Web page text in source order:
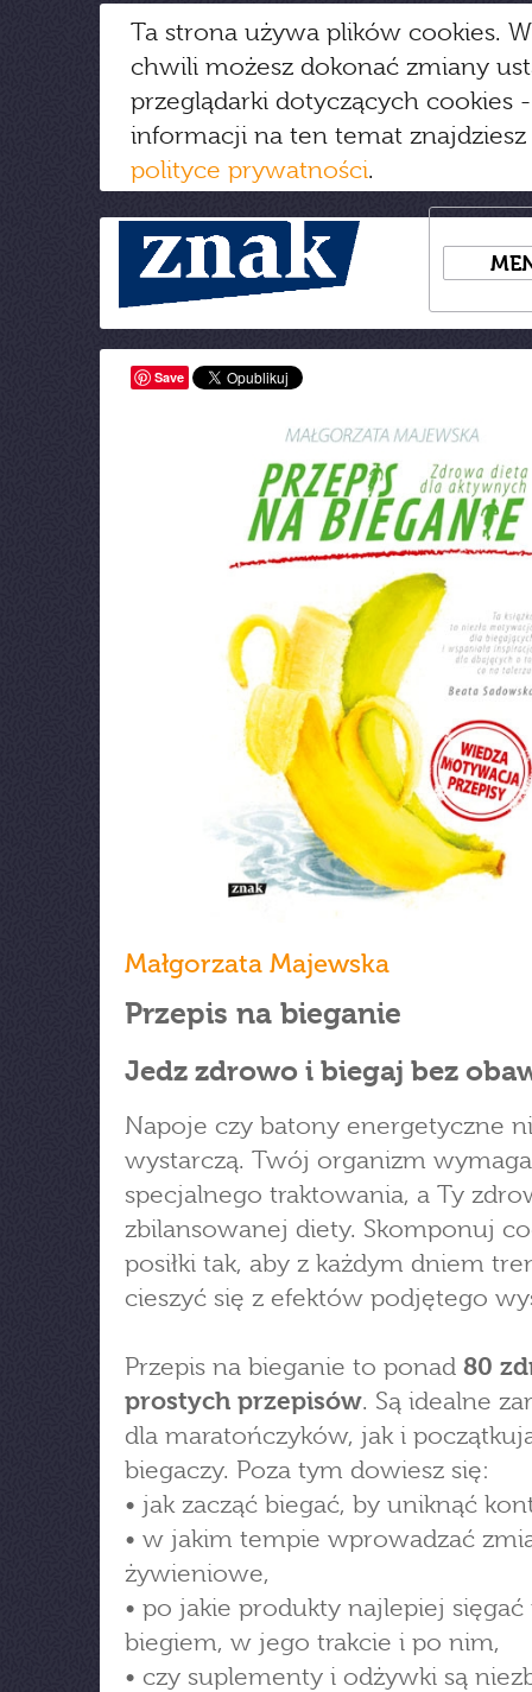
Ta strona używa plików cookies.
chwili możesz dokonać zmiany
przeglądarki dotyczących cookies
informacji na ten temat
polityce prywatności.
Save
Małgorzata Majewska
Przepis na bieganie
Jedz zdrowo i biegaj bez
Napoje czy batony energetyczne
wystarczą. Twój organizm wymaga
specjalnego traktowania, a Ty
zbilansowanej diety. Skomponuj
posiłki tak, aby z każdym dniem
cieszyć się z efektów podjętego
Przepis na bieganie to ponad 80
prostych przepisów. Są idealne
dla maratończyków, jak i
biegaczy. Poza tym dowiesz się:
• jak zacząć biegać, by uniknąć
• w jakim tempie wprowadzać
żywieniowe,
• po jakie produkty najlepiej sięgać
biegiem, w jego trakcie i po nim,
• czy suplementy i odżywki są